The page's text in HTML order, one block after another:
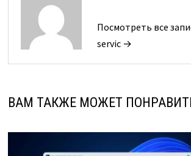
Посмотреть все
servic →
ВАМ ТАКЖЕ МОЖЕТ